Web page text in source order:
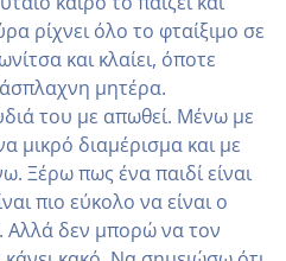
ρίχνει όλο το φταίξιμο σε
και κλαίει, όποτε
μητέρα.
του με απωθεί. Μένω με
μικρό διαμέρισμα και με
Ξέρω πως ένα παιδί είναι
πιο εύκολο να είναι ο
Αλλά δεν μπορώ να τον